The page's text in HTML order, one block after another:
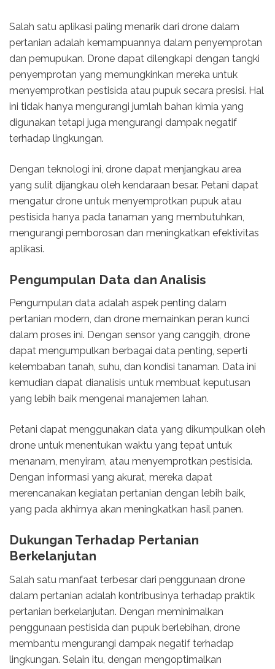
Salah satu aplikasi paling menarik dari drone dalam
pertanian adalah kemampuannya dalam penyemprotan
dan pemupukan. Drone dapat dilengkapi dengan tangki
penyemprotan yang memungkinkan mereka untuk
menyemprotkan pestisida atau pupuk secara presisi. Hal
ini tidak hanya mengurangi jumlah bahan kimia yang
digunakan tetapi juga mengurangi dampak negatif
terhadap lingkungan.
Dengan teknologi ini, drone dapat menjangkau area
yang sulit dijangkau oleh kendaraan besar. Petani dapat
mengatur drone untuk menyemprotkan pupuk atau
pestisida hanya pada tanaman yang membutuhkan,
mengurangi pemborosan dan meningkatkan efektivitas
aplikasi.
Pengumpulan Data dan Analisis
Pengumpulan data adalah aspek penting dalam
pertanian modern, dan drone memainkan peran kunci
dalam proses ini. Dengan sensor yang canggih, drone
dapat mengumpulkan berbagai data penting, seperti
kelembaban tanah, suhu, dan kondisi tanaman. Data ini
kemudian dapat dianalisis untuk membuat keputusan
yang lebih baik mengenai manajemen lahan.
Petani dapat menggunakan data yang dikumpulkan oleh
drone untuk menentukan waktu yang tepat untuk
menanam, menyiram, atau menyemprotkan pestisida.
Dengan informasi yang akurat, mereka dapat
merencanakan kegiatan pertanian dengan lebih baik,
yang pada akhirnya akan meningkatkan hasil panen.
Dukungan Terhadap Pertanian
Berkelanjutan
Salah satu manfaat terbesar dari penggunaan drone
dalam pertanian adalah kontribusinya terhadap praktik
pertanian berkelanjutan. Dengan meminimalkan
penggunaan pestisida dan pupuk berlebihan, drone
membantu mengurangi dampak negatif terhadap
lingkungan. Selain itu, dengan mengoptimalkan